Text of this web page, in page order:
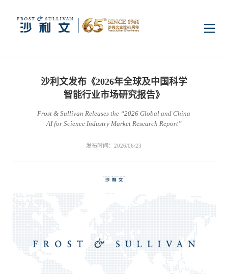
行业研究
市场动态
双碳新能源 医疗与生命科学
餐饮与新零售 半导体与芯片
资本市场顾问服务
企业咨询服务
传媒中心
公司动态
活动
沙利文发布《2026年全球及中国科学
智能行业市场研究报告》
Frost & Sullivan Releases the “2026 Global and China
AI for Science Industry Market Research Report”
发布时间：2026/06/23